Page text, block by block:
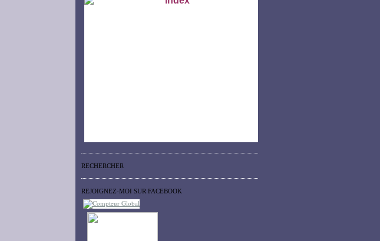
RECHERCHER
REJOIGNEZ-MOI SUR FACEBOOK